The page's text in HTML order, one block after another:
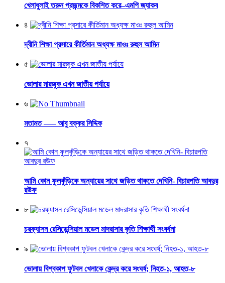
খেলাধুলাই তরুন প্রজন্মকে বিকশিত করে–এমপি জ্যাকব
৪
দ্বীনি শিক্ষা প্রসারে কীর্তিমান অধ্যক্ষ মাওঃ রুহুল আমিন
৫
ভোলার মারজুক এখন জাতীয় পর্যায়ে
৬
মতামত —– আবু বক্কর সিদ্দিক
৭
আমি কোন ফুলকুঁড়িকে অন্যায়ের সাথে জড়িত থাকতে দেখিনি- বিচারপতি আবদুর
রউফ
৮
চরফ্যাসন রেসিডেন্সিয়াল মডেল মাদরাসার কৃতি শিক্ষার্থী সংবর্ধনা
৯
ভোলায় বিশ্বকাপ ফুটবল খেলাকে কেন্দ্র করে সংঘর্ষ; নিহত-১, আহত-৮